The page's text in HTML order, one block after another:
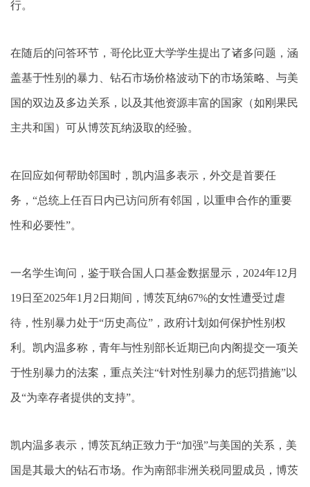
行。
在随后的问答环节，哥伦比亚大学学生提出了诸多问题，涵
盖基于性别的暴力、钻石市场价格波动下的市场策略、与美
国的双边及多边关系，以及其他资源丰富的国家（如刚果民
主共和国）可从博茨瓦纳汲取的经验。
在回应如何帮助邻国时，凯内温多表示，外交是首要任
务，“总统上任百日内已访问所有邻国，以重申合作的重要
性和必要性”。
一名学生询问，鉴于联合国人口基金数据显示，2024年12月
19日至2025年1月2日期间，博茨瓦纳67%的女性遭受过虐
待，性别暴力处于“历史高位”，政府计划如何保护性别权
利。凯内温多称，青年与性别部长近期已向内阁提交一项关
于性别暴力的法案，重点关注“针对性别暴力的惩罚措施”以
及“为幸存者提供的支持”。
凯内温多表示，博茨瓦纳正致力于“加强”与美国的关系，美
国是其最大的钻石市场。作为南部非洲关税同盟成员，博茨